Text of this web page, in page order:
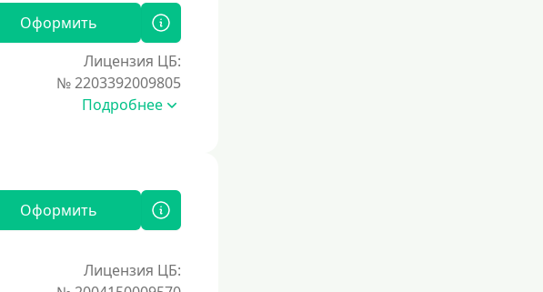
Оформить
Лицензия ЦБ:
№ 2203392009805
Подробнее
Оформить
Лицензия ЦБ: